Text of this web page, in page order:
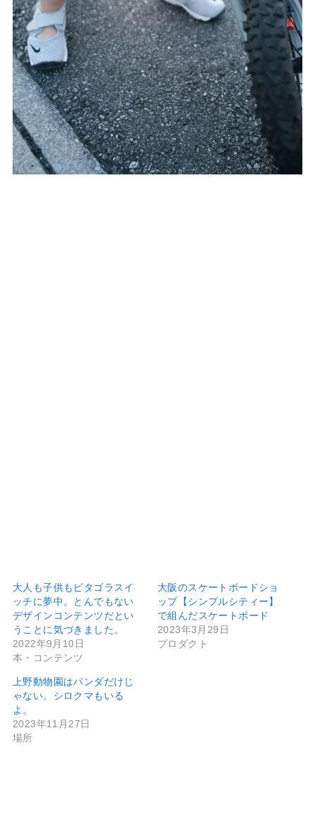
大人も子供もピタゴラスイ
ッチに夢中。とんでもない
デザインコンテンツだとい
うことに気づきました。
2022年9月10日
本・コンテンツ
大阪のスケートボードショ
ップ【シンプルシティー】
で組んだスケートボード
2023年3月29日
プロダクト
上野動物園はパンダだけじ
ゃない。シロクマもいる
よ。
2023年11月27日
場所